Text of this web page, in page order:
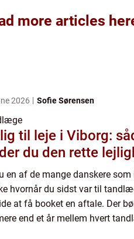
more articles
2026 Sofie Sørensen
til leje i Viborg:
du den rette
en af de mange danskere som
hvornår du sidst var til
at få booket en aftale. Der
end et år mellem hvert